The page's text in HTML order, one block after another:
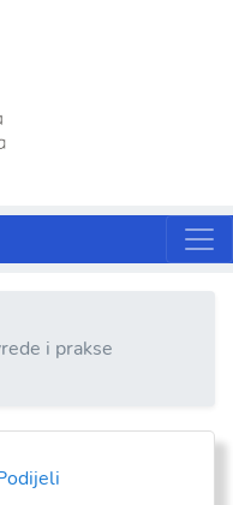
i prakse